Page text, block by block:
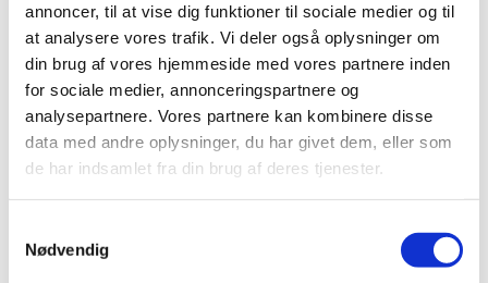
annoncer, til at vise dig funktioner til sociale medier og til
at analysere vores trafik. Vi deler også oplysninger om
din brug af vores hjemmeside med vores partnere inden
for sociale medier, annonceringspartnere og
analysepartnere. Vores partnere kan kombinere disse
data med andre oplysninger, du har givet dem, eller som
de har indsamlet fra din brug af deres tjenester.
Nødvendig
2026 (22)
august (1)
juli (3)
juni (1)
maj (4)
april (3)
januar (4)